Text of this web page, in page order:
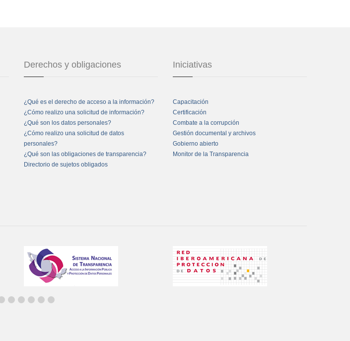
Derechos y obligaciones
¿Qué es el derecho de acceso a la información?
¿Cómo realizo una solicitud de información?
¿Qué son los datos personales?
¿Cómo realizo una solicitud de datos
personales?
¿Qué son las obligaciones de transparencia?
Directorio de sujetos obligados
Iniciativas
Capacitación
Certificación
Combate a la corrupción
Gestión documental y archivos
Gobierno abierto
Monitor de la Transparencia